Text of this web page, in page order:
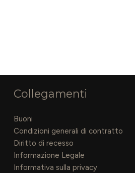
Collegamenti
Buoni
Condizioni generali di contratto
Diritto di recesso
Informazione Legale
Informativa sulla privacy